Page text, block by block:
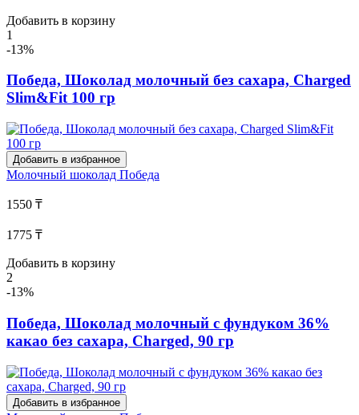
Добавить в корзину
1
-13%
Победа, Шоколад молочный без сахара, Charged
Slim&Fit 100 гр
Добавить в избранное
Молочный шоколад Победа
1550 ₸
1775 ₸
Добавить в корзину
2
-13%
Победа, Шоколад молочный с фундуком 36%
какао без сахара, Charged, 90 гр
Добавить в избранное